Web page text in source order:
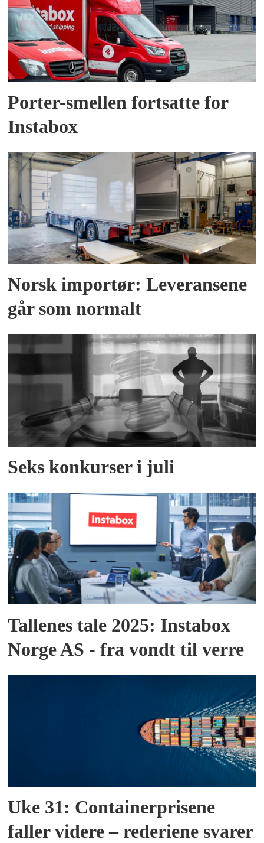
Porter-smellen fortsatte for
Instabox
Norsk importør: Leveransene
går som normalt
Seks konkurser i juli
Tallenes tale 2025: Instabox
Norge AS - fra vondt til verre
Uke 31: Containerprisene
faller videre – rederiene svarer